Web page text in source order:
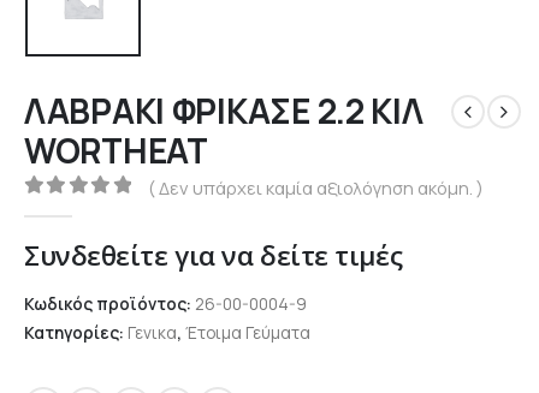
ΛΑΒΡΑΚΙ ΦΡΙΚΑΣΕ 2.2 ΚΙΛ
WORTHEAT
0out of 5
( Δεν υπάρχει καμία αξιολόγηση ακόμη. )
Συνδεθείτε για να δείτε τιμές
Κωδικός προϊόντος: 26-00-0004-9
Κατηγορίες: Γενικα, Έτοιμα Γεύματα